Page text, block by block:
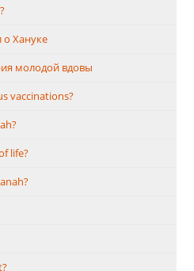
о Хануке
молодой вдовы
vaccinations?
life?